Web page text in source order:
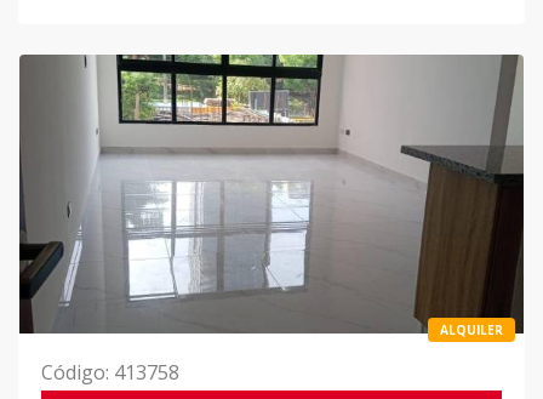
ALQUILER
Código: 413758